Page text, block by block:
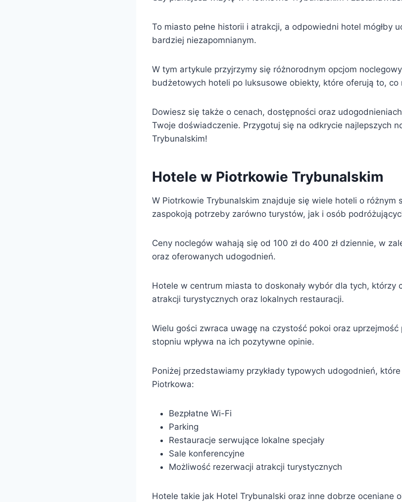
To miasto pełne historii i atrakcji, a odpowiedni hotel mógłby
bardziej niezapomnianym.
W tym artykule przyjrzymy się różnorodnym opcjom
budżetowych hoteli po luksusowe obiekty, które oferują to, co
Dowiesz się także o cenach, dostępności oraz
Twoje doświadczenie. Przygotuj się na odkrycie najlepszych
Trybunalskim!
Hotele w Piotrkowie Trybunalskim
W Piotrkowie Trybunalskim znajduje się wiele hoteli o różnym
zaspokoją potrzeby zarówno turystów, jak i osób
Ceny noclegów wahają się od 100 zł do 400 zł dziennie, w
oraz oferowanych udogodnień.
Hotele w centrum miasta to doskonały wybór dla tych, którzy
atrakcji turystycznych oraz lokalnych restauracji.
Wielu gości zwraca uwagę na czystość pokoi oraz
stopniu wpływa na ich pozytywne opinie.
Poniżej przedstawiamy przykłady typowych udogodnień,
Piotrkowa:
Bezpłatne Wi-Fi
Parking
Restauracje serwujące lokalne specjały
Sale konferencyjne
Możliwość rezerwacji atrakcji turystycznych
Hotele takie jak Hotel Trybunalski oraz inne dobrze oceniane